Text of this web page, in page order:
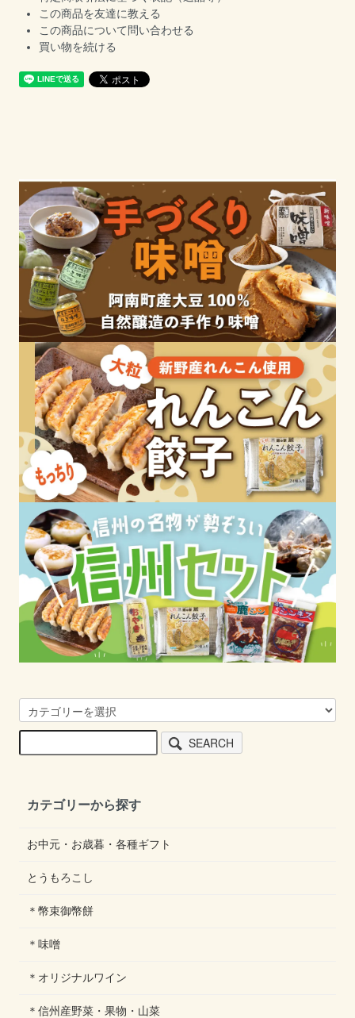
この商品を友達に教える
この商品について問い合わせる
買い物を続ける
SEARCH
カテゴリーから探す
お中元・お歳暮・各種ギフト
とうもろこし
＊幣束御幣餅
＊味噌
＊オリジナルワイン
＊信州産野菜・果物・山菜